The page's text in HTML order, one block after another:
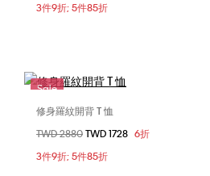
XL
XXL
3件9折; 5件85折
Sale
XXS
XS
L
修身羅紋開背 T 恤
價格扣減從
TWD 2880至
TWD 1728 6折
3件9折; 5件85折